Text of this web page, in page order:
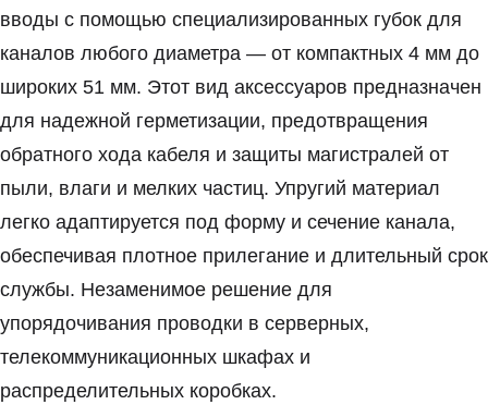
вводы с помощью специализированных губок для
каналов любого диаметра — от компактных 4 мм до
широких 51 мм. Этот вид аксессуаров предназначен
для надежной герметизации, предотвращения
обратного хода кабеля и защиты магистралей от
пыли, влаги и мелких частиц. Упругий материал
легко адаптируется под форму и сечение канала,
обеспечивая плотное прилегание и длительный срок
службы. Незаменимое решение для
упорядочивания проводки в серверных,
телекоммуникационных шкафах и
распределительных коробках.